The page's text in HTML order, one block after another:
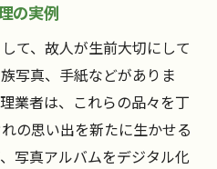
の実例
て、故人が生前大切にして
写真、手紙などがありま
業者は、これらの品々を丁
の思い出を新たに生かせる
写真アルバムをデジタル化